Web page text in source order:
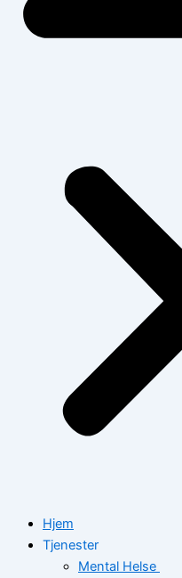
Hjem
Tjenester
Mental Helse